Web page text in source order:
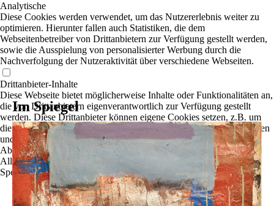
Im Spiegel
Analytische
Diese Cookies werden verwendet, um das Nutzererlebnis weiter zu
optimieren. Hierunter fallen auch Statistiken, die dem
Webseitenbetreiber von Drittanbietern zur Verfügung gestellt werden,
sowie die Ausspielung von personalisierter Werbung durch die
Nachverfolgung der Nutzeraktivität über verschiedene Webseiten.
Drittanbieter-Inhalte
Diese Webseite bietet möglicherweise Inhalte oder Funktionalitäten an,
die von Drittanbietern eigenverantwortlich zur Verfügung gestellt
werden. Diese Drittanbieter können eigene Cookies setzen, z.B. um
die Nutzeraktivität zu verfolgen oder ihre Angebote zu personalisieren
und zu optimieren.
Ablehnen
Alle akzeptieren
Speichern